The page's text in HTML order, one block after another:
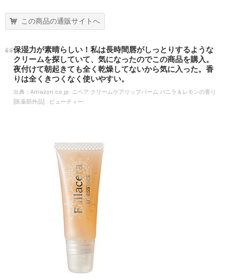
この商品の通販サイトへ
保湿力が素晴らしい！私は長時間唇がしっとりするような
クリームを探していて、気になったのでこの商品を購入。
夜付けて朝起きても全く乾燥してないから気に入った。香
りは全くきつくなく使いやすい。
出典： Amazon.co.jp: ニベア クリームケアリップバーム バニラ＆レモンの香り
[医薬部外品] : ビューティー